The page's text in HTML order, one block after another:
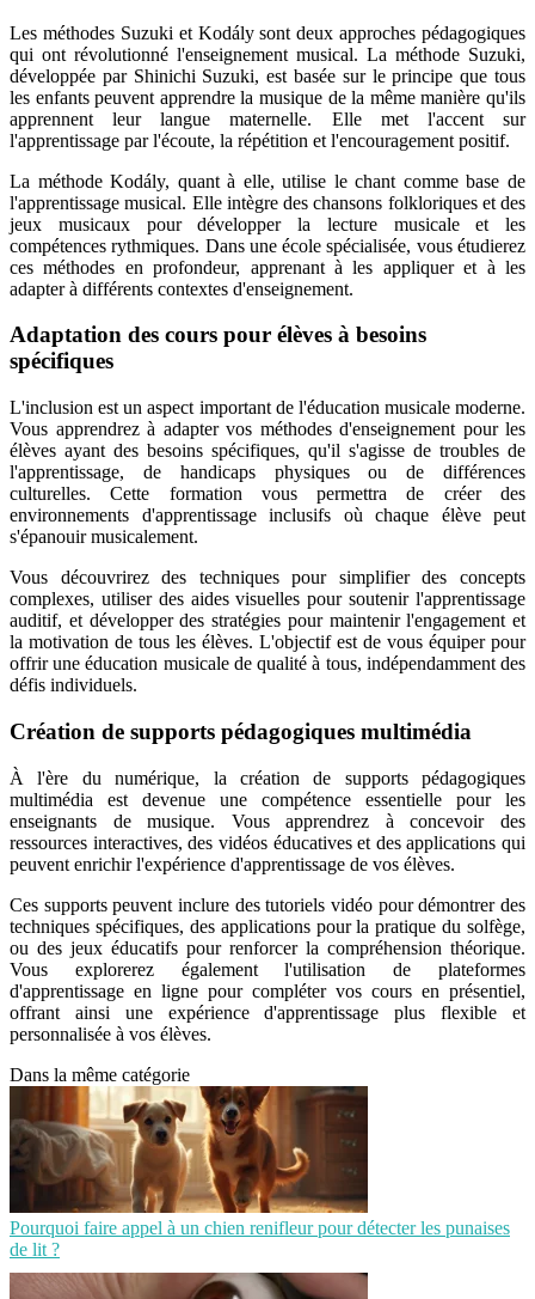
Les méthodes Suzuki et Kodály sont deux approches pédagogiques
qui ont révolutionné l'enseignement musical. La méthode Suzuki,
développée par Shinichi Suzuki, est basée sur le principe que tous
les enfants peuvent apprendre la musique de la même manière qu'ils
apprennent leur langue maternelle. Elle met l'accent sur
l'apprentissage par l'écoute, la répétition et l'encouragement positif.
La méthode Kodály, quant à elle, utilise le chant comme base de
l'apprentissage musical. Elle intègre des chansons folkloriques et des
jeux musicaux pour développer la lecture musicale et les
compétences rythmiques. Dans une école spécialisée, vous étudierez
ces méthodes en profondeur, apprenant à les appliquer et à les
adapter à différents contextes d'enseignement.
Adaptation des cours pour élèves à besoins
spécifiques
L'inclusion est un aspect important de l'éducation musicale moderne.
Vous apprendrez à adapter vos méthodes d'enseignement pour les
élèves ayant des besoins spécifiques, qu'il s'agisse de troubles de
l'apprentissage, de handicaps physiques ou de différences
culturelles. Cette formation vous permettra de créer des
environnements d'apprentissage inclusifs où chaque élève peut
s'épanouir musicalement.
Vous découvrirez des techniques pour simplifier des concepts
complexes, utiliser des aides visuelles pour soutenir l'apprentissage
auditif, et développer des stratégies pour maintenir l'engagement et
la motivation de tous les élèves. L'objectif est de vous équiper pour
offrir une éducation musicale de qualité à tous, indépendamment des
défis individuels.
Création de supports pédagogiques multimédia
À l'ère du numérique, la création de supports pédagogiques
multimédia est devenue une compétence essentielle pour les
enseignants de musique. Vous apprendrez à concevoir des
ressources interactives, des vidéos éducatives et des applications qui
peuvent enrichir l'expérience d'apprentissage de vos élèves.
Ces supports peuvent inclure des tutoriels vidéo pour démontrer des
techniques spécifiques, des applications pour la pratique du solfège,
ou des jeux éducatifs pour renforcer la compréhension théorique.
Vous explorerez également l'utilisation de plateformes
d'apprentissage en ligne pour compléter vos cours en présentiel,
offrant ainsi une expérience d'apprentissage plus flexible et
personnalisée à vos élèves.
Dans la même catégorie
Pourquoi faire appel à un chien renifleur pour détecter les punaises
de lit ?